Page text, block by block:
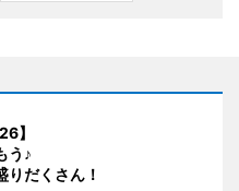
】
う♪
りだくさん！